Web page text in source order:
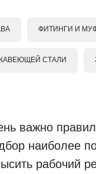
ФИТИНГИ И
СТАЛИ
важно
наиболее
рабочий